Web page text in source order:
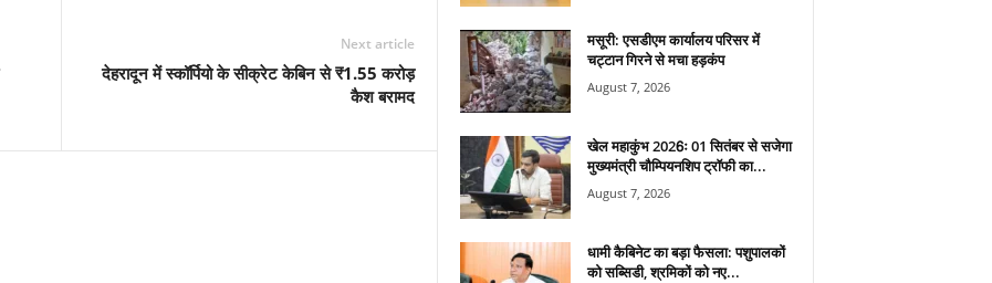
Next article
देहरादून में स्कॉर्पियो के सीक्रेट केबिन से ₹1.55 करोड़
कैश बरामद
मसूरी: एसडीएम कार्यालय परिसर में
चट्टान गिरने से मचा हड़कंप
August 7, 2026
खेल महाकुंभ 2026ः 01 सितंबर से सजेगा
मुख्यमंत्री चौम्पियनशिप ट्रॉफी का...
August 7, 2026
धामी कैबिनेट का बड़ा फैसला: पशुपालकों
को सब्सिडी, श्रमिकों को नए...